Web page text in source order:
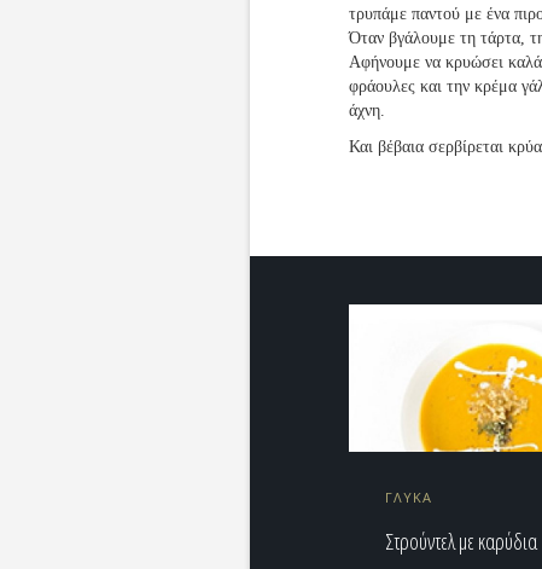
τρυπάμε παντού με ένα
Όταν βγάλουμε τη τάρτα,
Αφήνουμε να κρυώσει καλά
φράουλες και την κρέμα
άχνη.
Και βέβαια σερβίρεται
ΓΛΥΚΑ
Στρούντελ με καρύδια